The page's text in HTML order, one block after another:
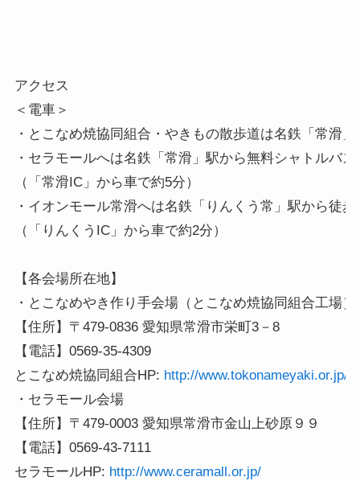
アクセス
＜電車＞
・とこなめ焼協同組合・やきもの散歩道は名鉄「常滑
・セラモールへは名鉄「常滑」駅から無料シャトルバ
（「常滑IC」から車で約5分）
・イオンモール常滑へは名鉄「りんくう常」駅から徒歩
（「りんくうIC」から車で約2分）
【各会場所在地】
・とこなめやき作り手会場（とこなめ焼協同組合工場）
【住所】〒479-0836 愛知県常滑市栄町3－8
【電話】0569-35-4309
とこなめ焼協同組合HP: http://www.tokonameyaki.or.jp/
・セラモール会場
【住所】〒479-0003 愛知県常滑市金山上砂原９９
【電話】0569-43-7111
セラモールHP:
http://www.ceramall.or.jp/